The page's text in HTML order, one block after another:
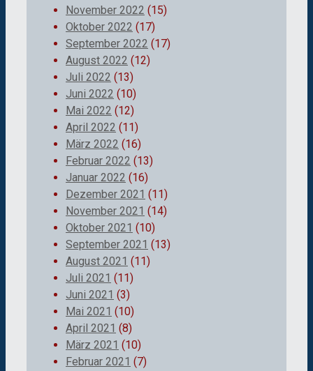
November 2022 (15)
Oktober 2022 (17)
September 2022 (17)
August 2022 (12)
Juli 2022 (13)
Juni 2022 (10)
Mai 2022 (12)
April 2022 (11)
März 2022 (16)
Februar 2022 (13)
Januar 2022 (16)
Dezember 2021 (11)
November 2021 (14)
Oktober 2021 (10)
September 2021 (13)
August 2021 (11)
Juli 2021 (11)
Juni 2021 (3)
Mai 2021 (10)
April 2021 (8)
März 2021 (10)
Februar 2021 (7)